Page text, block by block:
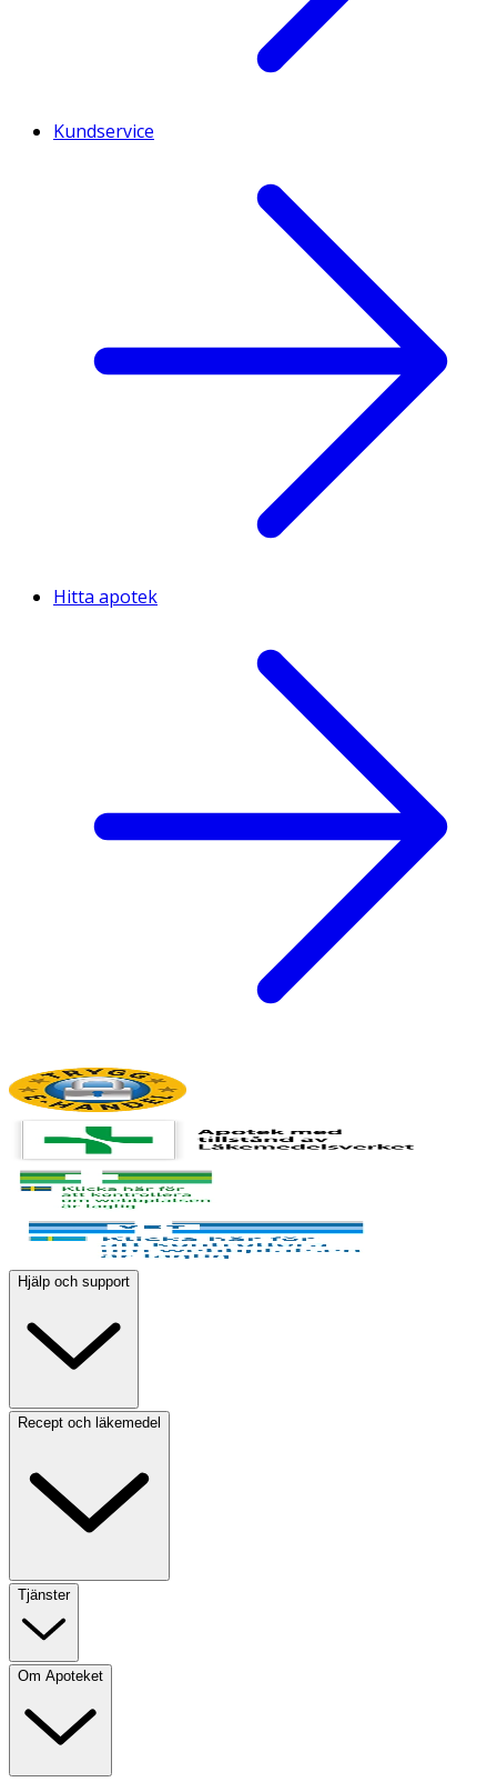
Kundservice
Hitta apotek
Hjälp och support
Recept och läkemedel
Tjänster
Om Apoteket